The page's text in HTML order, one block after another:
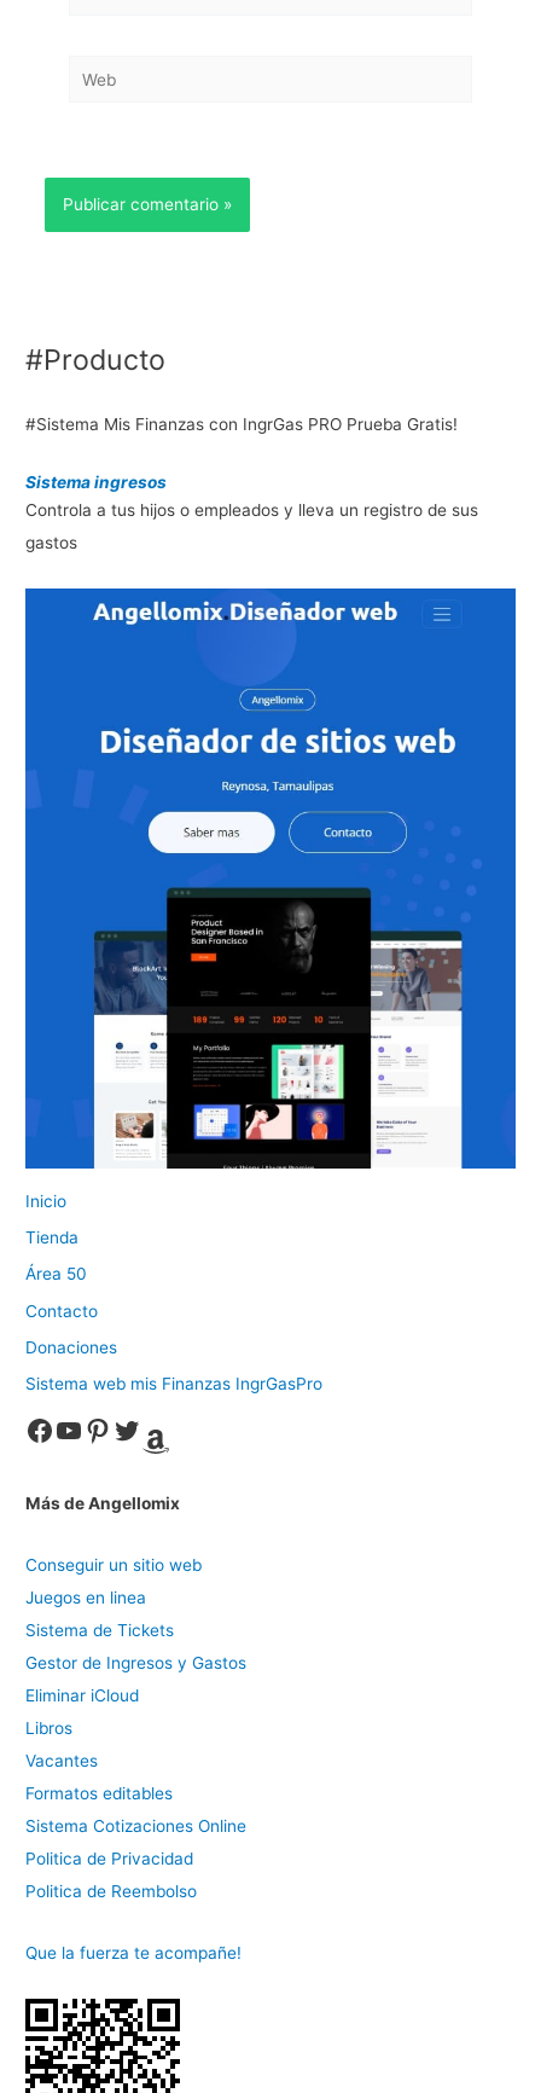
Web
#Producto
#Sistema Mis Finanzas con IngrGas PRO Prueba Gratis!
Sistema ingresos
Controla a tus hijos o empleados y lleva un registro de sus
gastos
Inicio
Tienda
Área 50
Contacto
Donaciones
Sistema web mis Finanzas IngrGasPro
Facebook YouTube Pinterest Twitter Amazon
Más de Angellomix
Conseguir un sitio web
Juegos en linea
Sistema de Tickets
Gestor de Ingresos y Gastos
Eliminar iCloud
Libros
Vacantes
Formatos editables
Sistema Cotizaciones Online
Politica de Privacidad
Politica de Reembolso
Que la fuerza te acompañe!